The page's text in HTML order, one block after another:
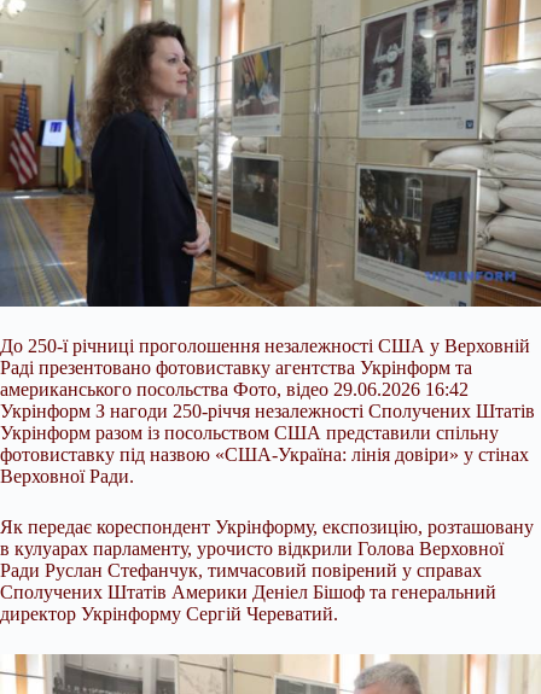
До 250-ї річниці проголошення незалежності США у Верховній
Раді презентовано фотовиставку агентства Укрінформ та
американського посольства Фото, відео 29.06.2026 16:42
Укрінформ З нагоди 250-річчя незалежності Сполучених Штатів
Укрінформ разом із посольством США представили спільну
фотовиставку під назвою «США-Україна: лінія довіри» у стінах
Верховної Ради.
Як передає кореспондент Укрінформу, експозицію, розташовану
в кулуарах парламенту, урочисто відкрили Голова Верховної
Ради Руслан Стефанчук, тимчасовий повірений у справах
Сполучених Штатів Америки Деніел Бішоф та генеральний
директор Укрінформу Сергій Череватий.